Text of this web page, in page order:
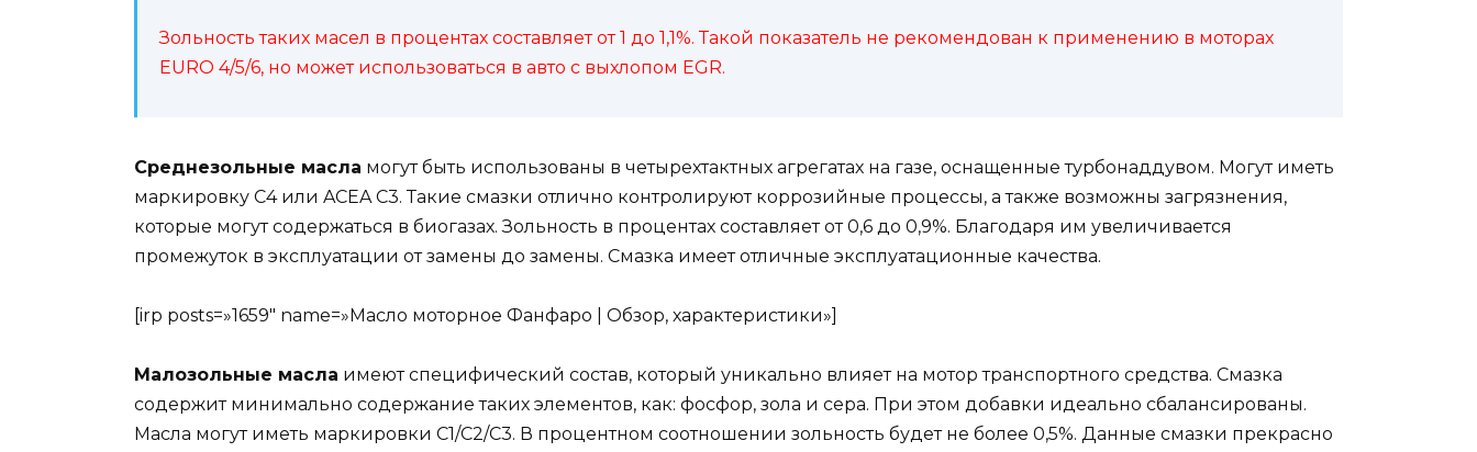
Зольность таких масел в процентах составляет от 1 до 1,1%. Такой показатель не рекомендован к применению в моторах
EURO 4/5/6, но может использоваться в авто с выхлопом EGR.
Среднезольные масла могут быть использованы в четырехтактных агрегатах на газе, оснащенные турбонаддувом. Могут иметь
маркировку C4 или ACEA C3. Такие смазки отлично контролируют коррозийные процессы, а также возможны загрязнения,
которые могут содержаться в биогазах. Зольность в процентах составляет от 0,6 до 0,9%. Благодаря им увеличивается
промежуток в эксплуатации от замены до замены. Смазка имеет отличные эксплуатационные качества.
[irp posts=»1659″ name=»Масло моторное Фанфаро | Обзор, характеристики»]
Малозольные масла имеют специфический состав, который уникально влияет на мотор транспортного средства. Смазка
содержит минимально содержание таких элементов, как: фосфор, зола и сера. При этом добавки идеально сбалансированы.
Масла могут иметь маркировки C1/C2/C3. В процентном соотношении зольность будет не более 0,5%. Данные смазки прекрасно